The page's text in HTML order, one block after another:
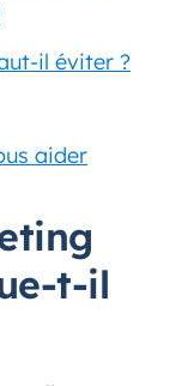
il éviter ?
aider
t-il